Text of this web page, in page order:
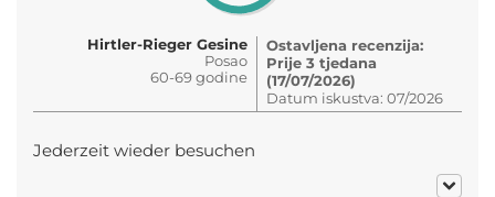
Hirtler-Rieger Gesine
Posao
60-69 godine
Ostavljena recenzija:
Prije 3 tjedana
(17/07/2026)
Datum iskustva: 07/2026
Jederzeit wieder besuchen